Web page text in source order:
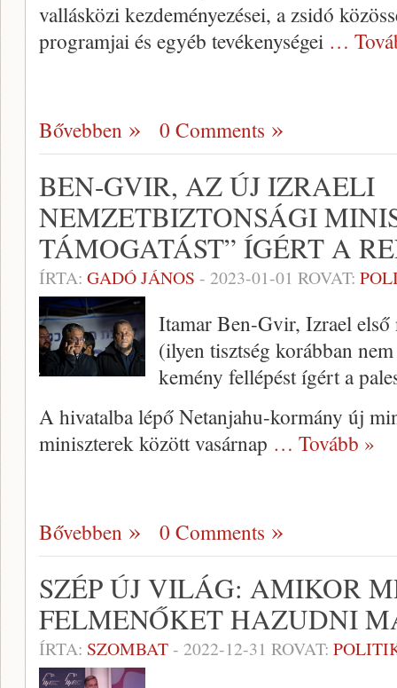
vallásközi kezdeményezései, a zsidó
programjai és egyéb tevékenységei …
Bővebben 0 Comments
BEN-GVIR, AZ ÚJ IZRAELI
NEMZETBIZTONSÁGI
TÁMOGATÁST” ÍGÉRT A
ÍRTA: GADÓ JÁNOS - 2023-01-01 ROVAT:
Itamar Ben-Gvir, Izrael első
(ilyen tisztség korábban
kemény fellépést ígért a
A hivatalba lépő Netanjahu-kormány új
miniszterek között vasárnap … Tovább »
Bővebben 0 Comments
SZÉP ÚJ VILÁG: AMIKOR
FELMENŐKET HAZUDNI
ÍRTA: SZOMBAT- 2022-12-31 ROVAT: